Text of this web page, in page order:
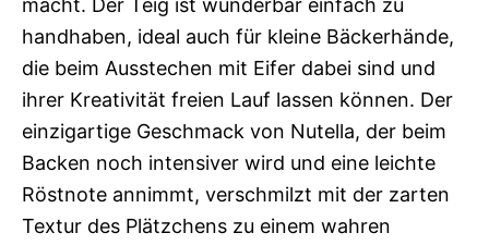
macht. Der Teig ist wunderbar einfach zu
handhaben, ideal auch für kleine Bäckerhände,
die beim Ausstechen mit Eifer dabei sind und
ihrer Kreativität freien Lauf lassen können. Der
einzigartige Geschmack von Nutella, der beim
Backen noch intensiver wird und eine leichte
Röstnote annimmt, verschmilzt mit der zarten
Textur des Plätzchens zu einem wahren